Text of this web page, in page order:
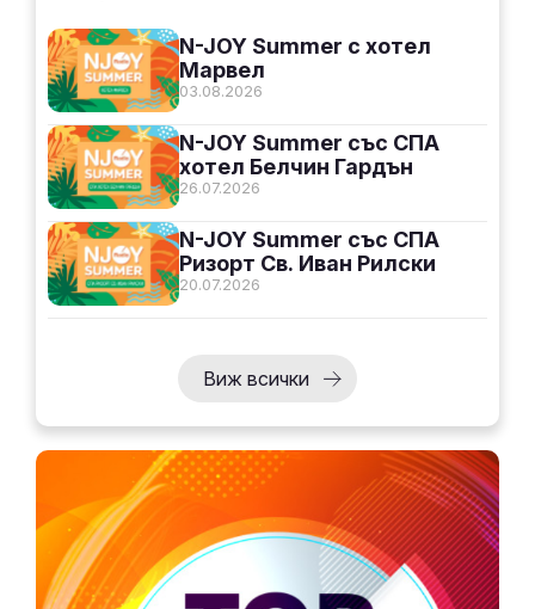
03.08.2026
N-JOY Summer с хотел
Марвел
26.07.2026
N-JOY Summer със СПА
хотел Белчин Гардън
20.07.2026
N-JOY Summer със СПА
Ризорт Св. Иван Рилски
Виж всички